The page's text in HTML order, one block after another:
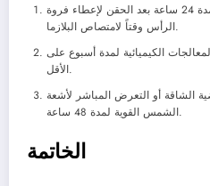
تجنب غسل الرأس أو الاستحمام لمدة 24 ساعة بعد الحقن لإعطاء فروة
الرأس وقتاً لامتصاص البلازما.
الكيميائية لمدة أسبوع على
الأقل.
الشاقة أو التعرض المباشر لأشعة
الشمس القوية لمدة 48 ساعة.
الخاتمة